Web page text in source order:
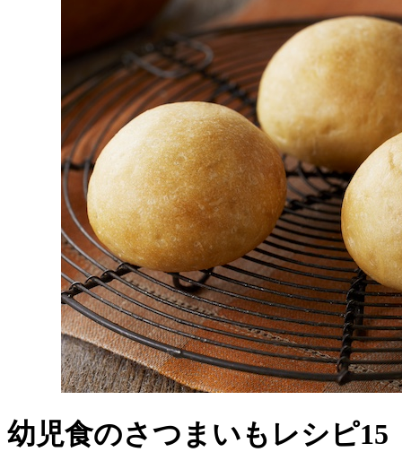
幼児食のさつまいもレシピ15